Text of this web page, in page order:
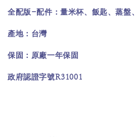
全配版-配件：量米杯、飯匙、蒸盤
產地：台灣
保固：原廠一年保固
政府認證字號R31001